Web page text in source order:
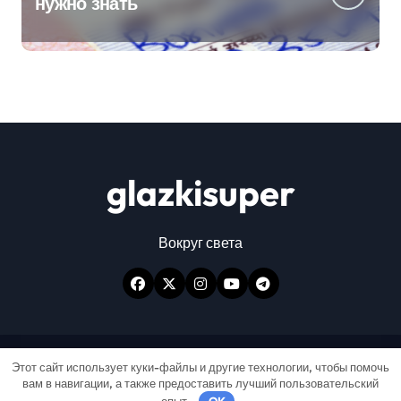
glazkisuper
Вокруг света
Авторские права © Все права защищены|
NewspaperupотThemeansar.
Этот сайт использует куки-файлы и другие технологии, чтобы помочь
вам в навигации, а также предоставить лучший пользовательский